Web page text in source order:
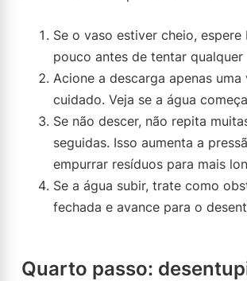
Se o vaso estiver cheio, espere
pouco antes de tentar qualquer
Acione a descarga apenas uma
cuidado. Veja se a água
Se não descer, não repita
seguidas. Isso aumenta a
empurrar resíduos para mais
Se a água subir, trate como
fechada e avance para o
Quarto passo: